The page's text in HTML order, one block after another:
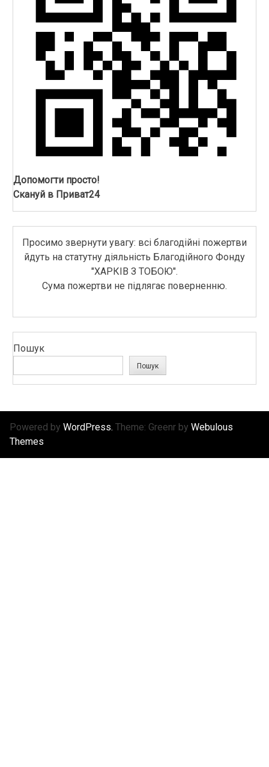
Допомогти просто!
Скануй в Приват24
Просимо звернути увагу: всі благодійні пожертви
йдуть на статутну діяльність Благодійного Фонду
"ХАРКІВ З ТОБОЮ".
Сума пожертви не підлягає поверненню.
Пошук
Пошук
Powered by WordPress. Theme: Greenr by Webulous
Themes